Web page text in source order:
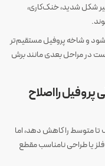
شکل شدید، خنک‌کاری،
و شاخه پروفیل مستقیم‌تر
در مراحل بعدی مانند برش
پروفیل را اصلاح
متوسط را کاهش دهد، اما
یا طراحی نامناسب مقطع